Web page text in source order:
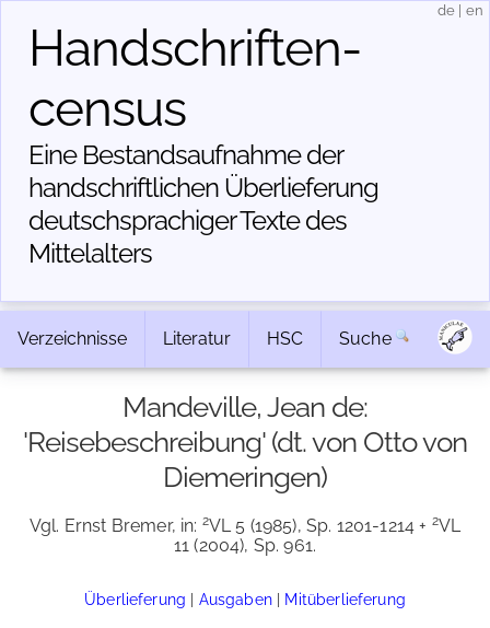
Handschriften­
census
Eine Bestandsaufnahme der
handschriftlichen Über­lieferung
deutschsprachiger Texte des
Mittelalters
de en
Verzeichnisse Literatur HSC Suche
Mandeville, Jean de:
'Reisebeschreibung' (dt. von Otto von
Diemeringen)
Vgl. Ernst Bremer, in: 2VL 5 (1985), Sp. 1201-1214 + 2VL
11 (2004), Sp. 961.
Überlieferung | Ausgaben| Mitüberlieferung